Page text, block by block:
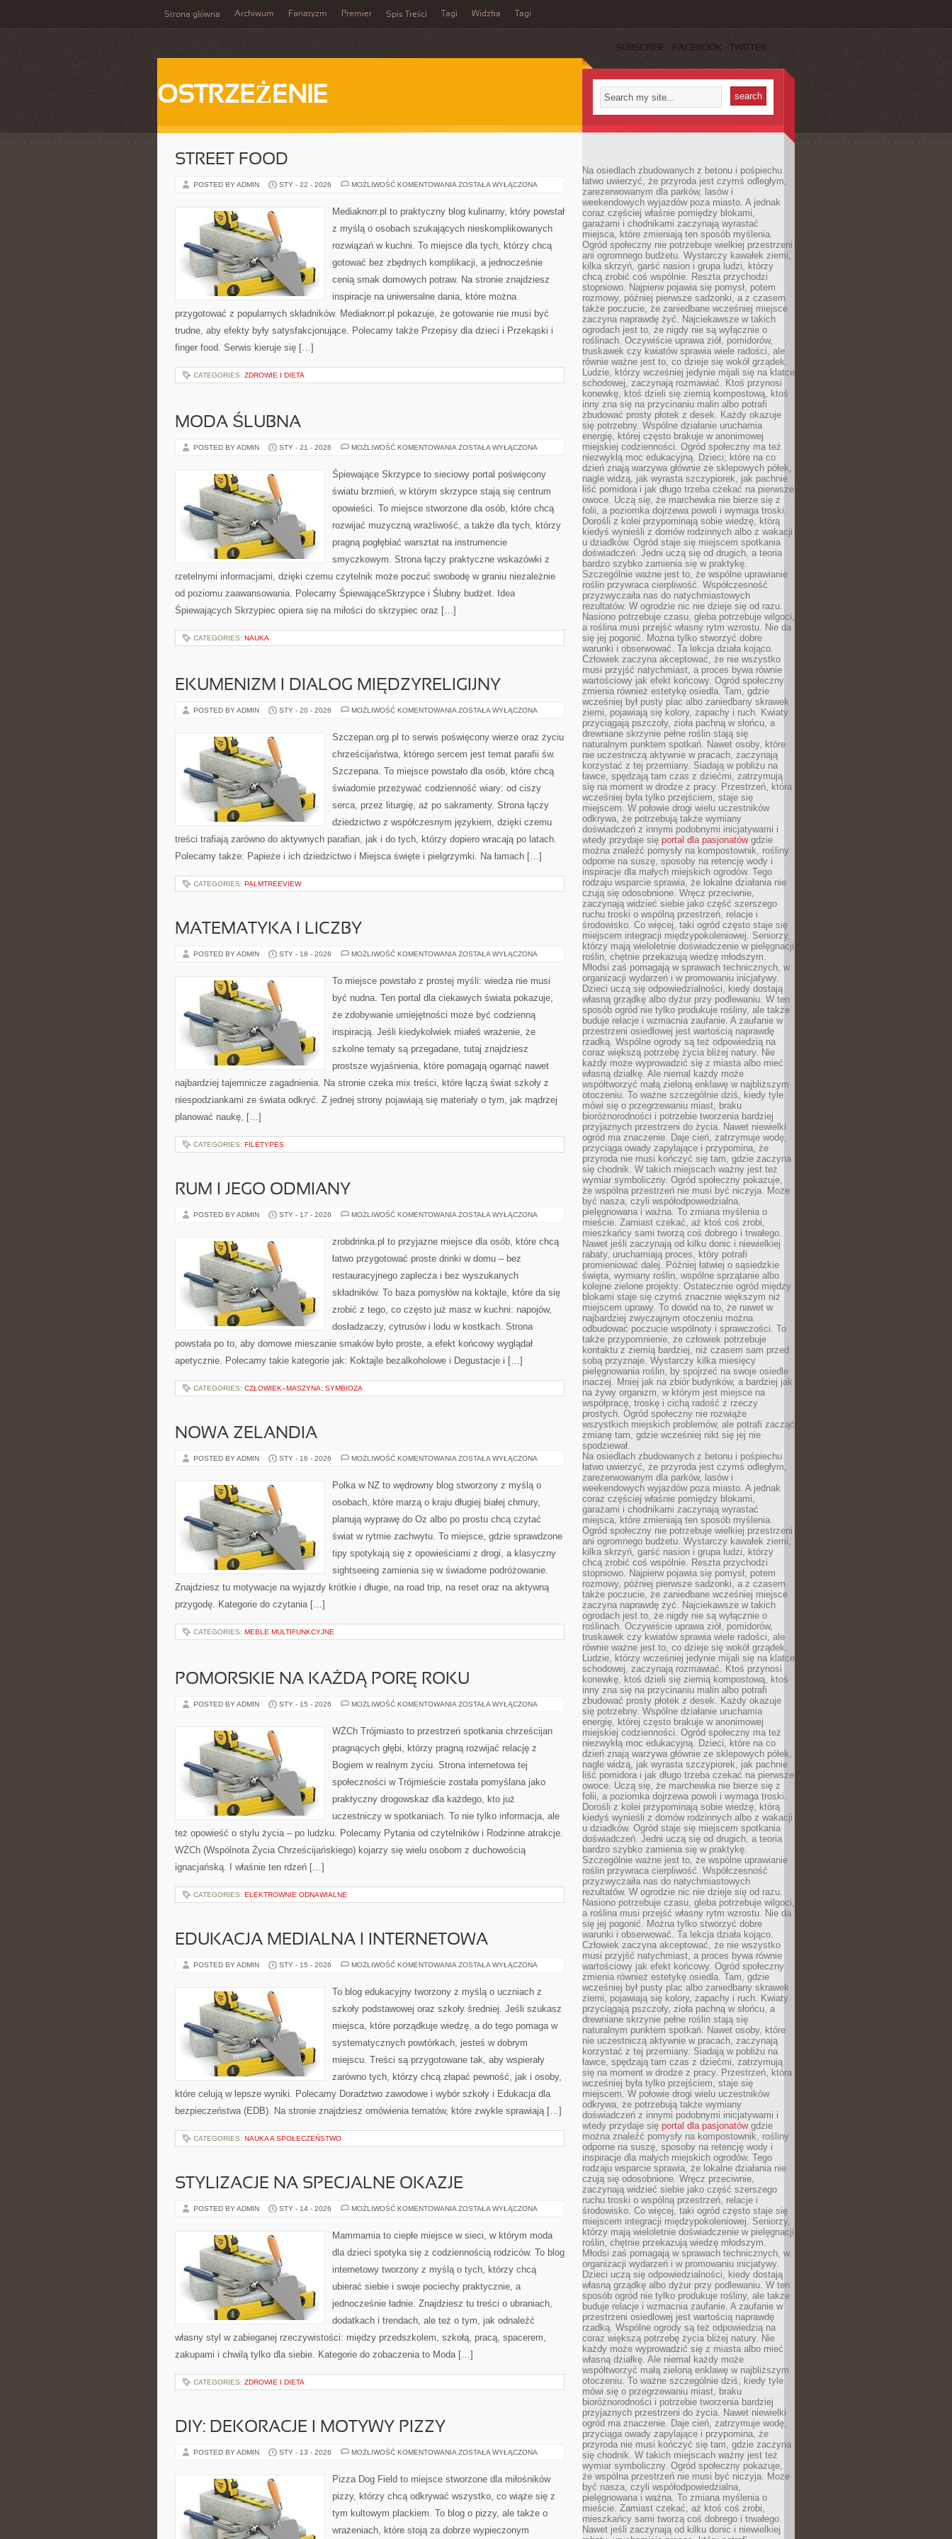
Strona główna Archiwum Fanatyzm Premier Spis Treści Tagi Widzka Tagi
SUBSCRIBE FACEBOOK TWITTER
OSTRZEŻENIE
STREET FOOD
POSTED BY ADMIN STY - 22 - 2026 MOŻLIWOŚĆ KOMENTOWANIA STREET
ZOSTAŁA WYŁĄCZONA
Mediaknorr.pl to praktyczny blog kulinarny, który powstał
z myślą o osobach szukających nieskomplikowanych
rozwiązań w kuchni. To miejsce dla tych, którzy chcą
gotować bez zbędnych komplikacji, a jednocześnie
cenią smak domowych potraw. Na stronie znajdziesz
inspiracje na uniwersalne dania, które można
przygotować z popularnych składników. Mediaknorr.pl pokazuje, że gotowanie nie musi być
trudne, aby efekty były satysfakcjonujące. Polecamy także Przepisy dla dzieci i Przekąski i
finger food. Serwis kieruje się […]
CATEGORIES: ZDROWIE I DIETA
MODA ŚLUBNA
POSTED BY ADMIN STY - 21 - 2026 MOŻLIWOŚĆ KOMENTOWANIA MODA
ZOSTAŁA WYŁĄCZONA
Śpiewające Skrzypce to sieciowy portal poświęcony
światu brzmień, w którym skrzypce stają się centrum
opowieści. To miejsce stworzone dla osób, które chcą
rozwijać muzyczną wrażliwość, a także dla tych, którzy
pragną pogłębiać warsztat na instrumencie
smyczkowym. Strona łączy praktyczne wskazówki z
rzetelnymi informacjami, dzięki czemu czytelnik może poczuć swobodę w graniu niezależnie
od poziomu zaawansowania. Polecamy ŚpiewająceSkrzypce i Ślubny budżet. Idea
Śpiewających Skrzypiec opiera się na miłości do skrzypiec oraz […]
CATEGORIES: NAUKA
EKUMENIZM I DIALOG MIĘDZYRELIGIJNY
POSTED BY ADMIN STY - 20 - 2026 MOŻLIWOŚĆ KOMENTOWANIA EKUMENIZM
MIĘDZYRELIGIJNY
ZOSTAŁA WYŁĄCZONA
Szczepan.org.pl to serwis poświęcony wierze oraz życiu
chrześcijaństwa, którego sercem jest temat parafii św.
Szczepana. To miejsce powstało dla osób, które chcą
świadomie przeżywać codzienność wiary: od ciszy
serca, przez liturgię, aż po sakramenty. Strona łączy
dziedzictwo z współczesnym językiem, dzięki czemu
treści trafiają zarówno do aktywnych parafian, jak i do tych, którzy dopiero wracają po latach.
Polecamy także: Papieże i ich dziedzictwo i Miejsca święte i pielgrzymki. Na łamach […]
CATEGORIES: PALMTREEVIEW
MATEMATYKA I LICZBY
POSTED BY ADMIN STY - 18 - 2026 MOŻLIWOŚĆ KOMENTOWANIA MATEMATYKA
ZOSTAŁA WYŁĄCZONA
To miejsce powstało z prostej myśli: wiedza nie musi
być nudna. Ten portal dla ciekawych świata pokazuje,
że zdobywanie umiejętności może być codzienną
inspiracją. Jeśli kiedykolwiek miałeś wrażenie, że
szkolne tematy są przegadane, tutaj znajdziesz
prostsze wyjaśnienia, które pomagają ogarnąć nawet
najbardziej tajemnicze zagadnienia. Na stronie czeka mix treści, które łączą świat szkoły z
niespodziankami ze świata odkryć. Z jednej strony pojawiają się materiały o tym, jak mądrzej
planować naukę, […]
CATEGORIES: FILETYPES
RUM I JEGO ODMIANY
POSTED BY ADMIN STY - 17 - 2026 MOŻLIWOŚĆ KOMENTOWANIA RUM
ODMIANY
ZOSTAŁA WYŁĄCZONA
zrobdrinka.pl to przyjazne miejsce dla osób, które chcą
łatwo przygotować proste drinki w domu – bez
restauracyjnego zaplecza i bez wyszukanych
składników. To baza pomysłów na koktajle, które da się
zrobić z tego, co często już masz w kuchni: napojów,
dosładzaczy, cytrusów i lodu w kostkach. Strona
powstała po to, aby domowe mieszanie smaków było proste, a efekt końcowy wyglądał
apetycznie. Polecamy takie kategorie jak: Koktajle bezalkoholowe i Degustacje i […]
CATEGORIES: CZŁOWIEK–MASZYNA: SYMBIOZA
NOWA ZELANDIA
POSTED BY ADMIN STY - 16 - 2026 MOŻLIWOŚĆ KOMENTOWANIA NOWA
ZOSTAŁA WYŁĄCZONA
Polka w NZ to wędrowny blog stworzony z myślą o
osobach, które marzą o kraju długiej białej chmury,
planują wyprawę do Oz albo po prostu chcą czytać
świat w rytmie zachwytu. To miejsce, gdzie sprawdzone
tipy spotykają się z opowieściami z drogi, a klasyczny
sightseeing zamienia się w świadome podróżowanie.
Znajdziesz tu motywacje na wyjazdy krótkie i długie, na road trip, na reset oraz na aktywną
przygodę. Kategorie do czytania […]
CATEGORIES: MEBLE MULTIFUNKCYJNE
POMORSKIE NA KAŻDĄ PORĘ ROKU
POSTED BY ADMIN STY - 15 - 2026 MOŻLIWOŚĆ KOMENTOWANIA POMORSKIE
PORĘ
ROKU
ZOSTAŁA WYŁĄCZONA
WŻCh Trójmiasto to przestrzeń spotkania chrześcijan
pragnących głębi, którzy pragną rozwijać relację z
Bogiem w realnym życiu. Strona internetowa tej
społeczności w Trójmieście została pomyślana jako
praktyczny drogowskaz dla każdego, kto już
uczestniczy w spotkaniach. To nie tylko informacja, ale
też opowieść o stylu życia – po ludzku. Polecamy Pytania od czytelników i Rodzinne atrakcje.
WŻCh (Wspólnota Życia Chrześcijańskiego) kojarzy się wielu osobom z duchowością
ignacjańską. I właśnie ten rdzeń […]
CATEGORIES: ELEKTROWNIE ODNAWIALNE
EDUKACJA MEDIALNA I INTERNETOWA
POSTED BY ADMIN STY - 15 - 2026 MOŻLIWOŚĆ KOMENTOWANIA EDUKACJA
INTERNETOWA
ZOSTAŁA WYŁĄCZONA
To blog edukacyjny tworzony z myślą o uczniach z
szkoły podstawowej oraz szkoły średniej. Jeśli szukasz
miejsca, które porządkuje wiedzę, a do tego pomaga w
systematycznych powtórkach, jesteś w dobrym
miejscu. Treści są przygotowane tak, aby wspierały
zarówno tych, którzy chcą złapać pewność, jak i osoby,
które celują w lepsze wyniki. Polecamy Doradztwo zawodowe i wybór szkoły i Edukacja dla
bezpieczeństwa (EDB). Na stronie znajdziesz omówienia tematów, które zwykle sprawiają […]
CATEGORIES: NAUKA A SPOŁECZEŃSTWO
STYLIZACJE NA SPECJALNE OKAZJE
POSTED BY ADMIN STY - 14 - 2026 MOŻLIWOŚĆ KOMENTOWANIA STYLIZACJE
OKAZJE
ZOSTAŁA WYŁĄCZONA
Mammamia to ciepłe miejsce w sieci, w którym moda
dla dzieci spotyka się z codziennością rodziców. To blog
internetowy tworzony z myślą o tych, którzy chcą
ubierać siebie i swoje pociechy praktycznie, a
jednocześnie ładnie. Znajdziesz tu treści o ubraniach,
dodatkach i trendach, ale też o tym, jak odnaleźć
własny styl w zabieganej rzeczywistości: między przedszkolem, szkołą, pracą, spacerem,
zakupami i chwilą tylko dla siebie. Kategorie do zobaczenia to Moda […]
CATEGORIES: ZDROWIE I DIETA
DIY: DEKORACJE I MOTYWY PIZZY
POSTED BY ADMIN STY - 13 - 2026 MOŻLIWOŚĆ KOMENTOWANIA DIY:
PIZZY
ZOSTAŁA WYŁĄCZONA
Pizza Dog Field to miejsce stworzone dla miłośników
pizzy, którzy chcą odkrywać wszystko, co wiąże się z
tym kultowym plackiem. To blog o pizzy, ale także o
wrażeniach, które stoją za dobrze wypieczonym
Na osiedlach zbudowanych z betonu i pośpiechu
łatwo uwierzyć, że przyroda jest czymś odległym,
zarezerwowanym dla parków, lasów i
weekendowych wyjazdów poza miasto. A jednak
coraz częściej właśnie pomiędzy blokami,
garażami i chodnikami zaczynają wyrastać
miejsca, które zmieniają ten sposób myślenia.
Ogród społeczny nie potrzebuje wielkiej przestrzeni
ani ogromnego budżetu. Wystarczy kawałek ziemi,
kilka skrzyń, garść nasion i grupa ludzi, którzy
chcą zrobić coś wspólnie. Reszta przychodzi
stopniowo. Najpierw pojawia się pomysł, potem
rozmowy, później pierwsze sadzonki, a z czasem
także poczucie, że zaniedbane wcześniej miejsce
zaczyna naprawdę żyć. Najciekawsze w takich
ogrodach jest to, że nigdy nie są wyłącznie o
roślinach. Oczywiście uprawa ziół, pomidorów,
truskawek czy kwiatów sprawia wiele radości, ale
równie ważne jest to, co dzieje się wokół grządek.
Ludzie, którzy wcześniej jedynie mijali się na klatce
schodowej, zaczynają rozmawiać. Ktoś przynosi
konewkę, ktoś dzieli się ziemią kompostową, ktoś
inny zna się na przycinaniu malin albo potrafi
zbudować prosty płotek z desek. Każdy okazuje
się potrzebny. Wspólne działanie uruchamia
energię, której często brakuje w anonimowej
miejskiej codzienności. Ogród społeczny ma też
niezwykłą moc edukacyjną. Dzieci, które na co
dzień znają warzywa głównie ze sklepowych półek,
nagle widzą, jak wyrasta szczypiorek, jak pachnie
liść pomidora i jak długo trzeba czekać na pierwsze
owoce. Uczą się, że marchewka nie bierze się z
folii, a poziomka dojrzewa powoli i wymaga troski.
Dorośli z kolei przypominają sobie wiedzę, którą
kiedyś wynieśli z domów rodzinnych albo z wakacji
u dziadków. Ogród staje się miejscem spotkania
doświadczeń. Jedni uczą się od drugich, a teoria
bardzo szybko zamienia się w praktykę.
Szczególnie ważne jest to, że wspólne uprawianie
roślin przywraca cierpliwość. Współczesność
przyzwyczaiła nas do natychmiastowych
rezultatów. W ogrodzie nic nie dzieje się od razu.
Nasiono potrzebuje czasu, gleba potrzebuje wilgoci,
a roślina musi przejść własny rytm wzrostu. Nie da
się jej pogonić. Można tylko stworzyć dobre
warunki i obserwować. Ta lekcja działa kojąco.
Człowiek zaczyna akceptować, że nie wszystko
musi przyjść natychmiast, a proces bywa równie
wartościowy jak efekt końcowy. Ogród społeczny
zmienia również estetykę osiedla. Tam, gdzie
wcześniej był pusty plac albo zaniedbany skrawek
ziemi, pojawiają się kolory, zapachy i ruch. Kwiaty
przyciągają pszczoły, zioła pachną w słońcu, a
drewniane skrzynie pełne roślin stają się
naturalnym punktem spotkań. Nawet osoby, które
nie uczestniczą aktywnie w pracach, zaczynają
korzystać z tej przemiany. Siadają w pobliżu na
ławce, spędzają tam czas z dziećmi, zatrzymują
się na moment w drodze z pracy. Przestrzeń, która
wcześniej była tylko przejściem, staje się
miejscem. W połowie drogi wielu uczestników
odkrywa, że potrzebują także wymiany
doświadczeń z innymi podobnymi inicjatywami i
wtedy przydaje się portal dla pasjonatówgdzie
można znaleźć pomysły na kompostownik, rośliny
odporne na suszę, sposoby na retencję wody i
inspiracje dla małych miejskich ogrodów. Tego
rodzaju wsparcie sprawia, że lokalne działania nie
czują się odosobnione. Wręcz przeciwnie,
zaczynają widzieć siebie jako część szerszego
ruchu troski o wspólną przestrzeń, relacje i
środowisko. Co więcej, taki ogród często staje się
miejscem integracji międzypokoleniowej. Seniorzy,
którzy mają wieloletnie doświadczenie w pielęgnacji
roślin, chętnie przekazują wiedzę młodszym.
Młodsi zaś pomagają w sprawach technicznych, w
organizacji wydarzeń i w promowaniu inicjatywy.
Dzieci uczą się odpowiedzialności, kiedy dostają
własną grządkę albo dyżur przy podlewaniu. W ten
sposób ogród nie tylko produkuje rośliny, ale także
buduje relacje i wzmacnia zaufanie. A zaufanie w
przestrzeni osiedlowej jest wartością naprawdę
rzadką. Wspólne ogrody są też odpowiedzią na
coraz większą potrzebę życia bliżej natury. Nie
każdy może wyprowadzić się z miasta albo mieć
własną działkę. Ale niemal każdy może
współtworzyć małą zieloną enklawę w najbliższym
otoczeniu. To ważne szczególnie dziś, kiedy tyle
mówi się o przegrzewaniu miast, braku
bioróżnorodności i potrzebie tworzenia bardziej
przyjaznych przestrzeni do życia. Nawet niewielki
ogród ma znaczenie. Daje cień, zatrzymuje wodę,
przyciąga owady zapylające i przypomina, że
przyroda nie musi kończyć się tam, gdzie zaczyna
się chodnik. W takich miejscach ważny jest też
wymiar symboliczny. Ogród społeczny pokazuje,
że wspólna przestrzeń nie musi być niczyja. Może
być nasza, czyli współodpowiedzialna,
pielęgnowana i ważna. To zmiana myślenia o
mieście. Zamiast czekać, aż ktoś coś zrobi,
mieszkańcy sami tworzą coś dobrego i trwałego.
Nawet jeśli zaczynają od kilku donic i niewielkiej
rabaty, uruchamiają proces, który potrafi
promieniować dalej. Później łatwiej o sąsiedzkie
święta, wymiany roślin, wspólne sprzątanie albo
kolejne zielone projekty. Ostatecznie ogród między
blokami staje się czymś znacznie większym niż
miejscem uprawy. To dowód na to, że nawet w
najbardziej zwyczajnym otoczeniu można
odbudować poczucie wspólnoty i sprawczości. To
także przypomnienie, że człowiek potrzebuje
kontaktu z ziemią bardziej, niż czasem sam przed
sobą przyznaje. Wystarczy kilka miesięcy
pielęgnowania roślin, by spojrzeć na swoje osiedle
inaczej. Mniej jak na zbiór budynków, a bardziej jak
na żywy organizm, w którym jest miejsce na
współpracę, troskę i cichą radość z rzeczy
prostych. Ogród społeczny nie rozwiąże
wszystkich miejskich problemów, ale potrafi zacząć
zmianę tam, gdzie wcześniej nikt się jej nie
spodziewał.
Na osiedlach zbudowanych z betonu i pośpiechu
łatwo uwierzyć, że przyroda jest czymś odległym,
zarezerwowanym dla parków, lasów i
weekendowych wyjazdów poza miasto. A jednak
coraz częściej właśnie pomiędzy blokami,
garażami i chodnikami zaczynają wyrastać
miejsca, które zmieniają ten sposób myślenia.
Ogród społeczny nie potrzebuje wielkiej przestrzeni
ani ogromnego budżetu. Wystarczy kawałek ziemi,
kilka skrzyń, garść nasion i grupa ludzi, którzy
chcą zrobić coś wspólnie. Reszta przychodzi
stopniowo. Najpierw pojawia się pomysł, potem
rozmowy, później pierwsze sadzonki, a z czasem
także poczucie, że zaniedbane wcześniej miejsce
zaczyna naprawdę żyć. Najciekawsze w takich
ogrodach jest to, że nigdy nie są wyłącznie o
roślinach. Oczywiście uprawa ziół, pomidorów,
truskawek czy kwiatów sprawia wiele radości, ale
równie ważne jest to, co dzieje się wokół grządek.
Ludzie, którzy wcześniej jedynie mijali się na klatce
schodowej, zaczynają rozmawiać. Ktoś przynosi
konewkę, ktoś dzieli się ziemią kompostową, ktoś
inny zna się na przycinaniu malin albo potrafi
zbudować prosty płotek z desek. Każdy okazuje
się potrzebny. Wspólne działanie uruchamia
energię, której często brakuje w anonimowej
miejskiej codzienności. Ogród społeczny ma też
niezwykłą moc edukacyjną. Dzieci, które na co
dzień znają warzywa głównie ze sklepowych półek,
nagle widzą, jak wyrasta szczypiorek, jak pachnie
liść pomidora i jak długo trzeba czekać na pierwsze
owoce. Uczą się, że marchewka nie bierze się z
folii, a poziomka dojrzewa powoli i wymaga troski.
Dorośli z kolei przypominają sobie wiedzę, którą
kiedyś wynieśli z domów rodzinnych albo z wakacji
u dziadków. Ogród staje się miejscem spotkania
doświadczeń. Jedni uczą się od drugich, a teoria
bardzo szybko zamienia się w praktykę.
Szczególnie ważne jest to, że wspólne uprawianie
roślin przywraca cierpliwość. Współczesność
przyzwyczaiła nas do natychmiastowych
rezultatów. W ogrodzie nic nie dzieje się od razu.
Nasiono potrzebuje czasu, gleba potrzebuje wilgoci,
a roślina musi przejść własny rytm wzrostu. Nie da
się jej pogonić. Można tylko stworzyć dobre
warunki i obserwować. Ta lekcja działa kojąco.
Człowiek zaczyna akceptować, że nie wszystko
musi przyjść natychmiast, a proces bywa równie
wartościowy jak efekt końcowy. Ogród społeczny
zmienia również estetykę osiedla. Tam, gdzie
wcześniej był pusty plac albo zaniedbany skrawek
ziemi, pojawiają się kolory, zapachy i ruch. Kwiaty
przyciągają pszczoły, zioła pachną w słońcu, a
drewniane skrzynie pełne roślin stają się
naturalnym punktem spotkań. Nawet osoby, które
nie uczestniczą aktywnie w pracach, zaczynają
korzystać z tej przemiany. Siadają w pobliżu na
ławce, spędzają tam czas z dziećmi, zatrzymują
się na moment w drodze z pracy. Przestrzeń, która
wcześniej była tylko przejściem, staje się
miejscem. W połowie drogi wielu uczestników
odkrywa, że potrzebują także wymiany
doświadczeń z innymi podobnymi inicjatywami i
wtedy przydaje się portal dla pasjonatówgdzie
można znaleźć pomysły na kompostownik, rośliny
odporne na suszę, sposoby na retencję wody i
inspiracje dla małych miejskich ogrodów. Tego
rodzaju wsparcie sprawia, że lokalne działania nie
czują się odosobnione. Wręcz przeciwnie,
zaczynają widzieć siebie jako część szerszego
ruchu troski o wspólną przestrzeń, relacje i
środowisko. Co więcej, taki ogród często staje się
miejscem integracji międzypokoleniowej. Seniorzy,
którzy mają wieloletnie doświadczenie w pielęgnacji
roślin, chętnie przekazują wiedzę młodszym.
Młodsi zaś pomagają w sprawach technicznych, w
organizacji wydarzeń i w promowaniu inicjatywy.
Dzieci uczą się odpowiedzialności, kiedy dostają
własną grządkę albo dyżur przy podlewaniu. W ten
sposób ogród nie tylko produkuje rośliny, ale także
buduje relacje i wzmacnia zaufanie. A zaufanie w
przestrzeni osiedlowej jest wartością naprawdę
rzadką. Wspólne ogrody są też odpowiedzią na
coraz większą potrzebę życia bliżej natury. Nie
każdy może wyprowadzić się z miasta albo mieć
własną działkę. Ale niemal każdy może
współtworzyć małą zieloną enklawę w najbliższym
otoczeniu. To ważne szczególnie dziś, kiedy tyle
mówi się o przegrzewaniu miast, braku
bioróżnorodności i potrzebie tworzenia bardziej
przyjaznych przestrzeni do życia. Nawet niewielki
ogród ma znaczenie. Daje cień, zatrzymuje wodę,
przyciąga owady zapylające i przypomina, że
przyroda nie musi kończyć się tam, gdzie zaczyna
się chodnik. W takich miejscach ważny jest też
wymiar symboliczny. Ogród społeczny pokazuje,
że wspólna przestrzeń nie musi być niczyja. Może
być nasza, czyli współodpowiedzialna,
pielęgnowana i ważna. To zmiana myślenia o
mieście. Zamiast czekać, aż ktoś coś zrobi,
mieszkańcy sami tworzą coś dobrego i trwałego.
Nawet jeśli zaczynają od kilku donic i niewielkiej